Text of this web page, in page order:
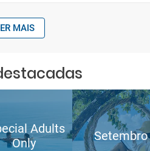
MAIS
Adults
Only
Setembro